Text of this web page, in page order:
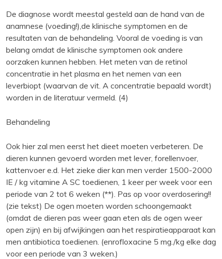
De diagnose wordt meestal gesteld aan de hand van de
anamnese (voeding!),de klinische symptomen en de
resultaten van de behandeling. Vooral de voeding is van
belang omdat de klinische symptomen ook andere
oorzaken kunnen hebben. Het meten van de retinol
concentratie in het plasma en het nemen van een
leverbiopt (waarvan de vit. A concentratie bepaald wordt)
worden in de literatuur vermeld. (4)
Behandeling
Ook hier zal men eerst het dieet moeten verbeteren. De
dieren kunnen gevoerd worden met lever, forellenvoer,
kattenvoer e.d. Het zieke dier kan men verder 1500-2000
IE / kg vitamine A SC toedienen, 1 keer per week voor een
periode van 2 tot 6 weken (**). Pas op voor overdosering!!
(zie tekst) De ogen moeten worden schoongemaakt
(omdat de dieren pas weer gaan eten als de ogen weer
open zijn) en bij afwijkingen aan het respiratieapparaat kan
men antibiotica toedienen. (enrofloxacine 5 mg./kg elke dag
voor een periode van 3 weken.)